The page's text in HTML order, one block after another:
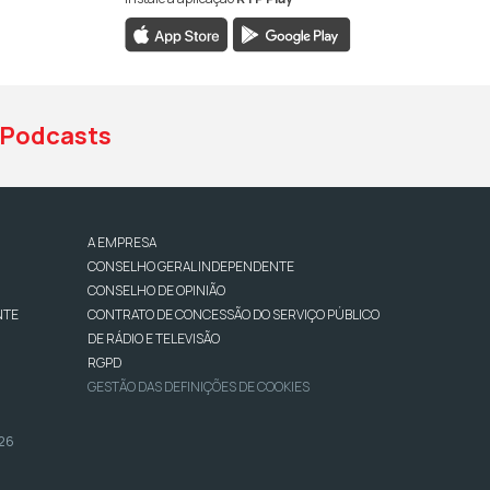
da RTP Antena 1
da RTP Antena 1
YouTube da RTP Antena 1
Podcasts
A EMPRESA
CONSELHO GERAL INDEPENDENTE
CONSELHO DE OPINIÃO
CONTRATO DE CONCESSÃO DO SERVIÇO PÚBLICO
DE RÁDIO E TELEVISÃO
RGPD
GESTÃO DAS DEFINIÇÕES DE COOKIES